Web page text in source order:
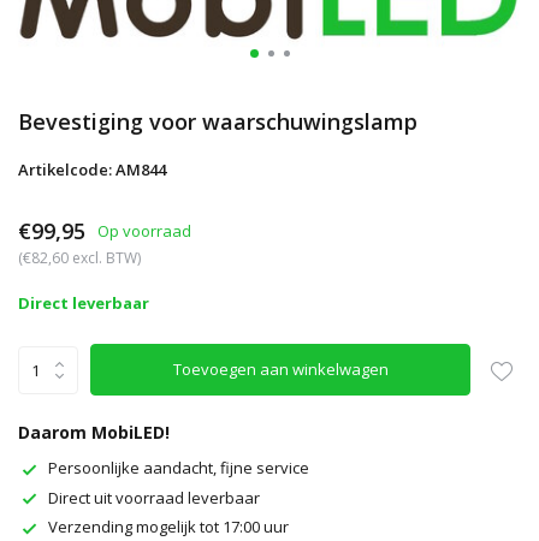
Bevestiging voor waarschuwingslamp
Artikelcode: AM844
€99,95 Op voorraad
(€82,60 excl. BTW)
Direct leverbaar
Toevoegen aan winkelwagen
Daarom MobiLED!
Persoonlijke aandacht, fijne service
Direct uit voorraad leverbaar
Verzending mogelijk tot 17:00 uur